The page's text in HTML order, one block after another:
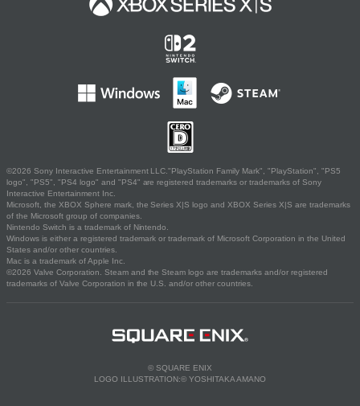
©2026 Sony Interactive Entertainment LLC."PlayStation Family Mark", "PlayStation", "PS5
logo", "PS5", "PS4 logo" and "PS4" are registered trademarks or trademarks of Sony
Interactive Entertainment Inc.
Microsoft, the XBOX Sphere mark, the Series X|S logo and XBOX Series X|S are trademarks
of the Microsoft group of companies.
Nintendo Switch is a trademark of Nintendo.
Windows is either a registered trademark or trademark of Microsoft Corporation in the United
States and/or other countries.
Mac is a trademark of Apple Inc.
©2026 Valve Corporation. Steam and the Steam logo are trademarks and/or registered
trademarks of Valve Corporation in the U.S. and/or other countries.
© SQUARE ENIX
LOGO ILLUSTRATION:© YOSHITAKA AMANO